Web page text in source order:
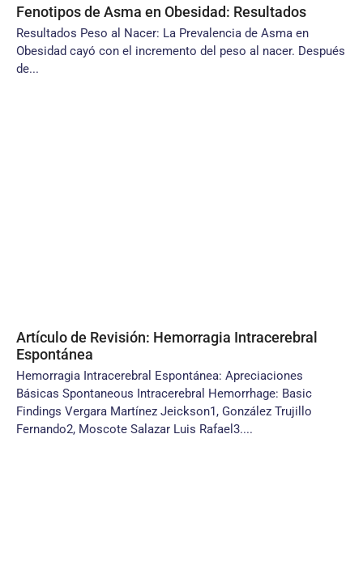
Fenotipos de Asma en Obesidad: Resultados
Resultados Peso al Nacer: La Prevalencia de Asma en
Obesidad cayó con el incremento del peso al nacer. Después
de...
Artículo de Revisión: Hemorragia Intracerebral
Espontánea
Hemorragia Intracerebral Espontánea: Apreciaciones
Básicas Spontaneous Intracerebral Hemorrhage: Basic
Findings Vergara Martínez Jeickson1, González Trujillo
Fernando2, Moscote Salazar Luis Rafael3....